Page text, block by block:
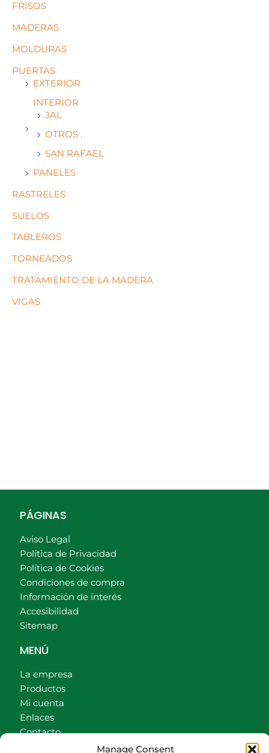
Manage Consent
FRISOS
MADERAS.
MOLDURAS
PUERTAS
EXTERIOR
INTERIOR
JAL
OTROS .
SAN RAFAEL
PANELES
RASTRELES
SUELOS
TABLEROS
TORNEADOS
TRATAMIENTO DE LA MADERA
VIGAS
PÁGINAS
Aviso Legal
Política de Privacidad
Política de Cookies
Condiciones de compra
Información de interés
Accesibilidad
Sitemap
MENÚ
La empresa
Productos
Mi cuenta
Enlaces
Contacto